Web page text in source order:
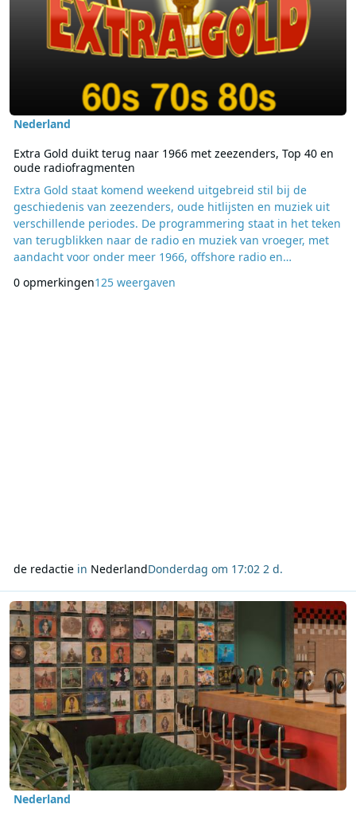
Nederland
Extra Gold duikt terug naar 1966 met zeezenders, Top 40 en
oude radiofragmenten
Extra Gold staat komend weekend uitgebreid stil bij de
geschiedenis van zeezenders, oude hitlijsten en muziek uit
verschillende periodes. De programmering staat in het teken
van terugblikken naar de radio en muziek van vroeger, met
aandacht voor onder meer 1966, offshore radio en
dag met een zeezenderuur van 09:00 tot 10:00 uur. Deze
0 opmerkingen125 weergaven
de redactiein NederlandDonderdag om 17:02 2 d.
Lees meer over Beeld & Geluid geeft nationale muziekcollectie
Nederland